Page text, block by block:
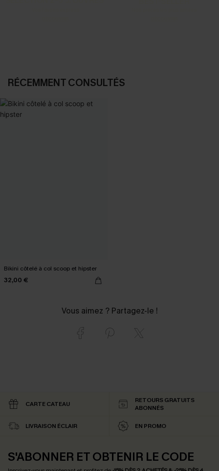
RÉCEMMENT CONSULTÉS
Bikini côtelé à col scoop et hipster
32,00 €
Vous aimez ? Partagez-le !
CARTE CATEAU
RETOURS GRATUITS
ABONNÉS
LIVRAISON ÉCLAIR EN PROMO
S'ABONNER ET OBTENIR LE CODE